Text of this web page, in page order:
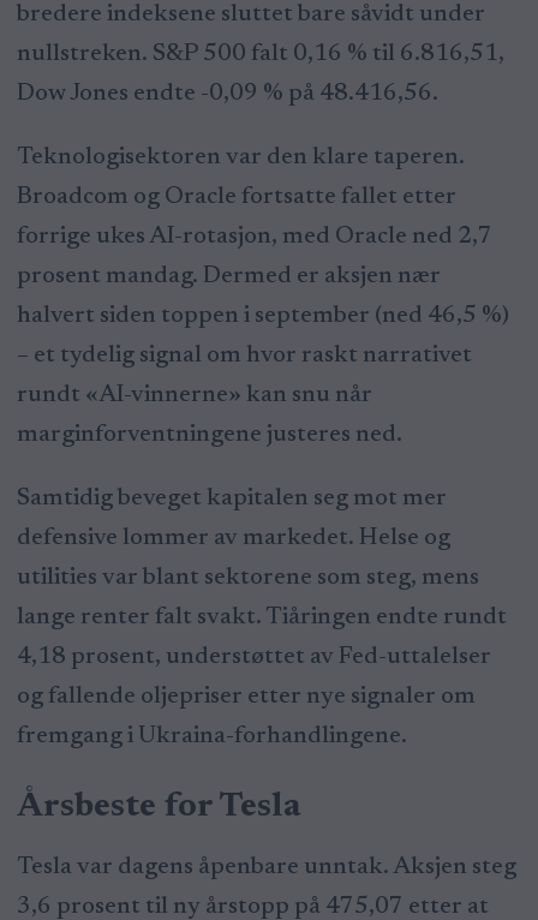
bredere indeksene sluttet bare såvidt under
nullstreken. S&P 500 falt 0,16 % til 6.816,51,
Dow Jones endte -0,09 % på 48.416,56.
Teknologisektoren var den klare taperen.
Broadcom og Oracle fortsatte fallet etter
forrige ukes AI-rotasjon, med Oracle ned 2,7
prosent mandag. Dermed er aksjen nær
halvert siden toppen i september (ned 46,5 %)
– et tydelig signal om hvor raskt narrativet
rundt «AI-vinnerne» kan snu når
marginforventningene justeres ned.
Samtidig beveget kapitalen seg mot mer
defensive lommer av markedet. Helse og
utilities var blant sektorene som steg, mens
lange renter falt svakt. Tiåringen endte rundt
4,18 prosent, understøttet av Fed-uttalelser
og fallende oljepriser etter nye signaler om
fremgang i Ukraina-forhandlingene.
Årsbeste for Tesla
Tesla var dagens åpenbare unntak. Aksjen steg
3,6 prosent til ny årstopp på 475,07 etter at